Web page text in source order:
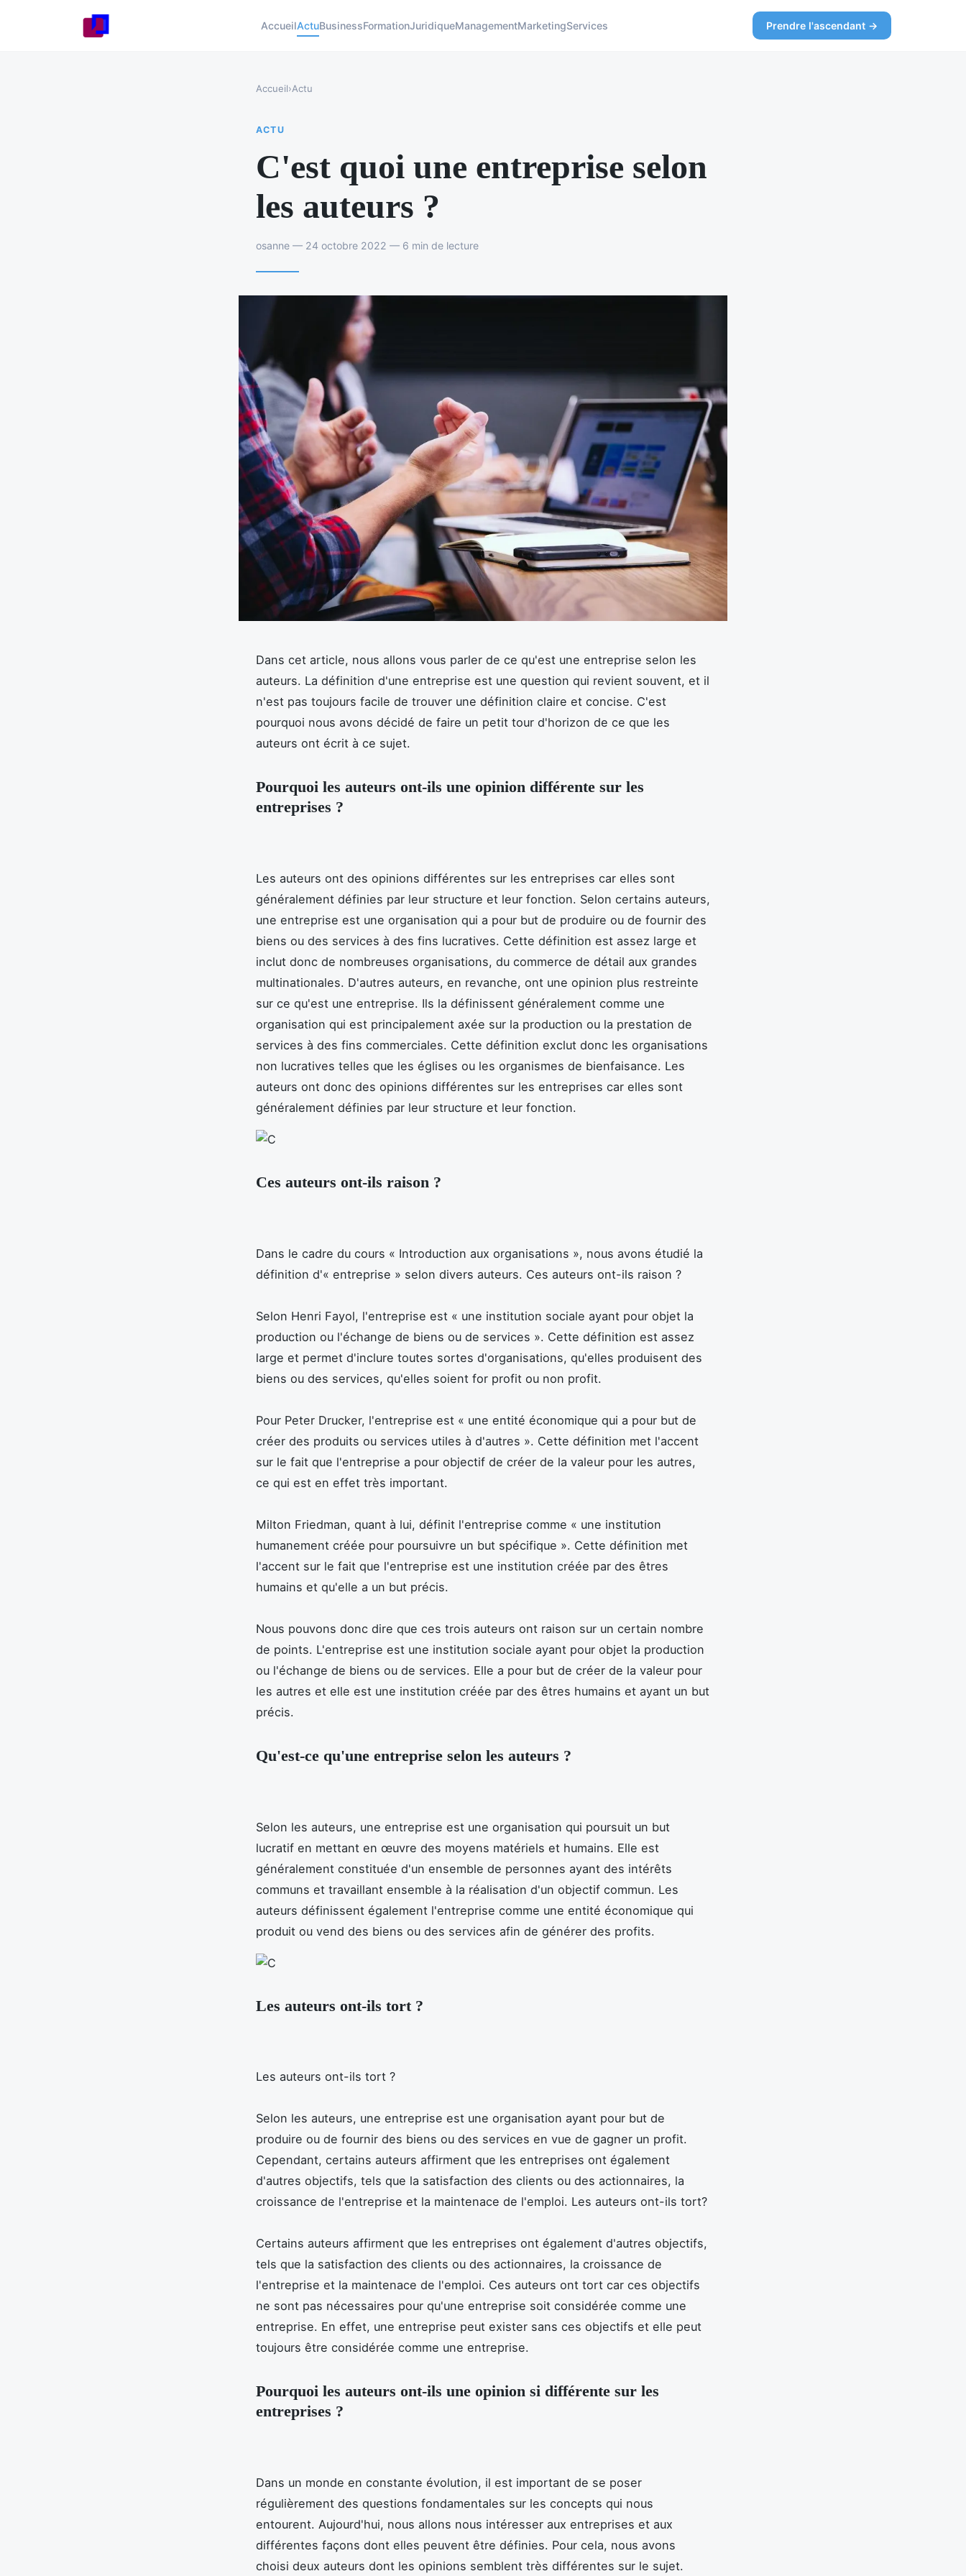
AccueilActuBusinessFormationJuridiqueManagementMarketingServices Prendre l'ascendant →
Accueil›Actu
ACTU
C'est quoi une entreprise selon
les auteurs ?
osanne — 24 octobre 2022 — 6 min de lecture
Dans cet article, nous allons vous parler de ce qu'est une entreprise selon les
auteurs. La définition d'une entreprise est une question qui revient souvent, et il
n'est pas toujours facile de trouver une définition claire et concise. C'est
pourquoi nous avons décidé de faire un petit tour d'horizon de ce que les
auteurs ont écrit à ce sujet.
Pourquoi les auteurs ont-ils une opinion différente sur les
entreprises ?
Les auteurs ont des opinions différentes sur les entreprises car elles sont
généralement définies par leur structure et leur fonction. Selon certains auteurs,
une entreprise est une organisation qui a pour but de produire ou de fournir des
biens ou des services à des fins lucratives. Cette définition est assez large et
inclut donc de nombreuses organisations, du commerce de détail aux grandes
multinationales. D'autres auteurs, en revanche, ont une opinion plus restreinte
sur ce qu'est une entreprise. Ils la définissent généralement comme une
organisation qui est principalement axée sur la production ou la prestation de
services à des fins commerciales. Cette définition exclut donc les organisations
non lucratives telles que les églises ou les organismes de bienfaisance. Les
auteurs ont donc des opinions différentes sur les entreprises car elles sont
généralement définies par leur structure et leur fonction.
Ces auteurs ont-ils raison ?
Dans le cadre du cours « Introduction aux organisations », nous avons étudié la
définition d'« entreprise » selon divers auteurs. Ces auteurs ont-ils raison ?
Selon Henri Fayol, l'entreprise est « une institution sociale ayant pour objet la
production ou l'échange de biens ou de services ». Cette définition est assez
large et permet d'inclure toutes sortes d'organisations, qu'elles produisent des
biens ou des services, qu'elles soient for profit ou non profit.
Pour Peter Drucker, l'entreprise est « une entité économique qui a pour but de
créer des produits ou services utiles à d'autres ». Cette définition met l'accent
sur le fait que l'entreprise a pour objectif de créer de la valeur pour les autres,
ce qui est en effet très important.
Milton Friedman, quant à lui, définit l'entreprise comme « une institution
humanement créée pour poursuivre un but spécifique ». Cette définition met
l'accent sur le fait que l'entreprise est une institution créée par des êtres
humains et qu'elle a un but précis.
Nous pouvons donc dire que ces trois auteurs ont raison sur un certain nombre
de points. L'entreprise est une institution sociale ayant pour objet la production
ou l'échange de biens ou de services. Elle a pour but de créer de la valeur pour
les autres et elle est une institution créée par des êtres humains et ayant un but
précis.
Qu'est-ce qu'une entreprise selon les auteurs ?
Selon les auteurs, une entreprise est une organisation qui poursuit un but
lucratif en mettant en œuvre des moyens matériels et humains. Elle est
généralement constituée d'un ensemble de personnes ayant des intérêts
communs et travaillant ensemble à la réalisation d'un objectif commun. Les
auteurs définissent également l'entreprise comme une entité économique qui
produit ou vend des biens ou des services afin de générer des profits.
Les auteurs ont-ils tort ?
Les auteurs ont-ils tort ?
Selon les auteurs, une entreprise est une organisation ayant pour but de
produire ou de fournir des biens ou des services en vue de gagner un profit.
Cependant, certains auteurs affirment que les entreprises ont également
d'autres objectifs, tels que la satisfaction des clients ou des actionnaires, la
croissance de l'entreprise et la maintenace de l'emploi. Les auteurs ont-ils tort?
Certains auteurs affirment que les entreprises ont également d'autres objectifs,
tels que la satisfaction des clients ou des actionnaires, la croissance de
l'entreprise et la maintenace de l'emploi. Ces auteurs ont tort car ces objectifs
ne sont pas nécessaires pour qu'une entreprise soit considérée comme une
entreprise. En effet, une entreprise peut exister sans ces objectifs et elle peut
toujours être considérée comme une entreprise.
Pourquoi les auteurs ont-ils une opinion si différente sur les
entreprises ?
Dans un monde en constante évolution, il est important de se poser
régulièrement des questions fondamentales sur les concepts qui nous
entourent. Aujourd'hui, nous allons nous intéresser aux entreprises et aux
différentes façons dont elles peuvent être définies. Pour cela, nous avons
choisi deux auteurs dont les opinions semblent très différentes sur le sujet.